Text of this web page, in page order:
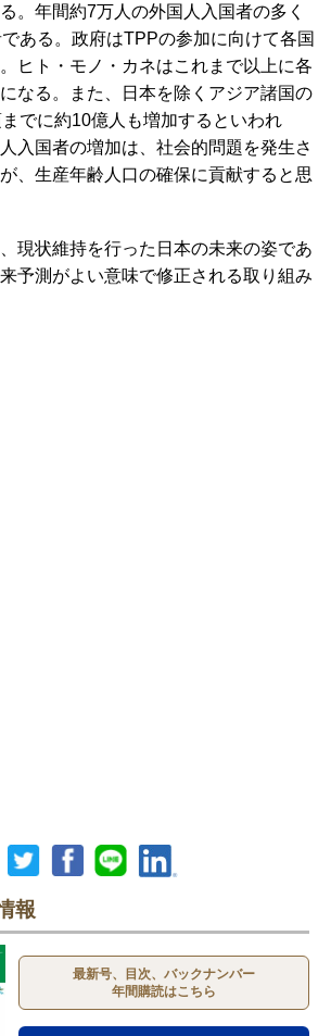
。年間約7万人の外国人入国者の多く
ある。政府はTPPの参加に向けて各国
ヒト・モノ・カネはこれまで以上に各
なる。また、日本を除くアジア諸国の
でに約10億人も増加するといわれ
入国者の増加は、社会的問題を発生さ
、生産年齢人口の確保に貢献すると思
現状維持を行った日本の未来の姿であ
予測がよい意味で修正される取り組み
報
最新号、目次、バックナンバー
年間購読はこちら